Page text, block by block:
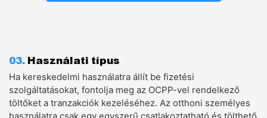
03. Használati típus
Ha kereskedelmi használatra állít be fizetési
szolgáltatásokat, fontolja meg az OCPP-vel rendelkező
töltőket a tranzakciók kezeléséhez. Az otthoni személyes